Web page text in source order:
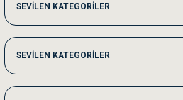
Akşam verdiğim sipariş bir sonraki gün
Ka***** Ar******
Ufak bir sorun harici sorun olmadı
SEVİLEN KATEGORİLER
SEVİLEN KATEGORİLER